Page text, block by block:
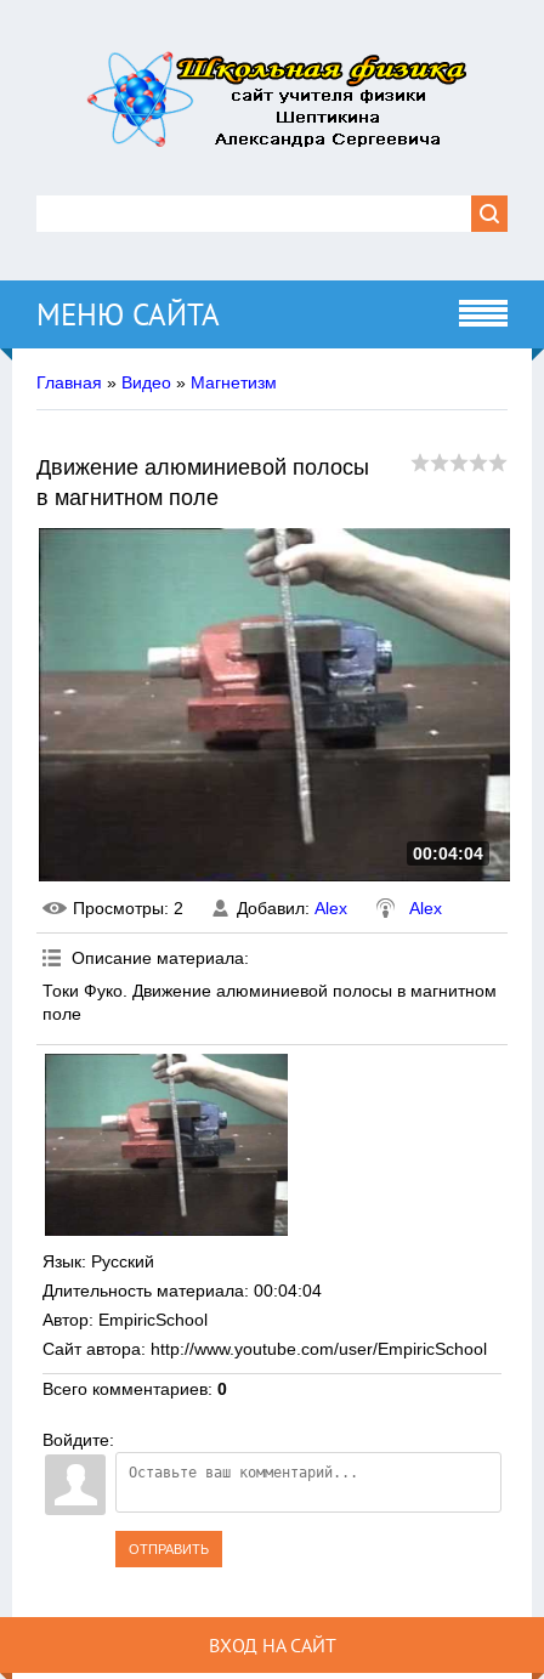
МЕНЮ САЙТА
Главная » Видео » Магнетизм
Движение алюминиевой полосы
в магнитном поле
00:04:04
Просмотры: 2 Добавил: Alex Alex
Описание материала:
Токи Фуко. Движение алюминиевой полосы в магнитном
поле
Язык: Русский
Длительность материала: 00:04:04
Автор: EmpiricSchool
Сайт автора: http://www.youtube.com/user/EmpiricSchool
Всего комментариев: 0
Войдите:
ОТПРАВИТЬ
ВХОД НА САЙТ